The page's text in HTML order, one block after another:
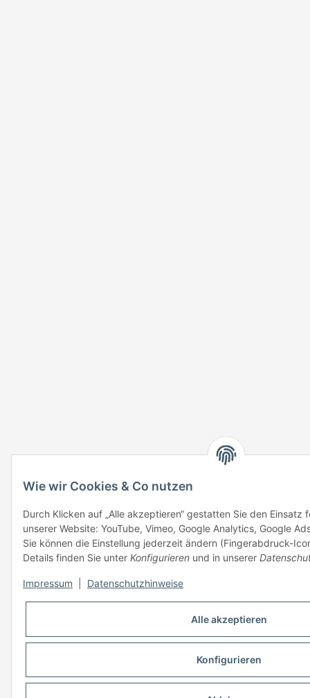
Wie wir Cookies & Co nutzen
Durch Klicken auf „Alle akzeptieren“ gestatten Sie den Einsatz
unserer Website: YouTube, Vimeo, Google Analytics, Google
Sie können die Einstellung jederzeit ändern (Fingerabdruck-
Details finden Sie unter Konfigurieren und in unserer
Impressum Datenschutzhinweise
Alle akzeptieren
Konfigurieren